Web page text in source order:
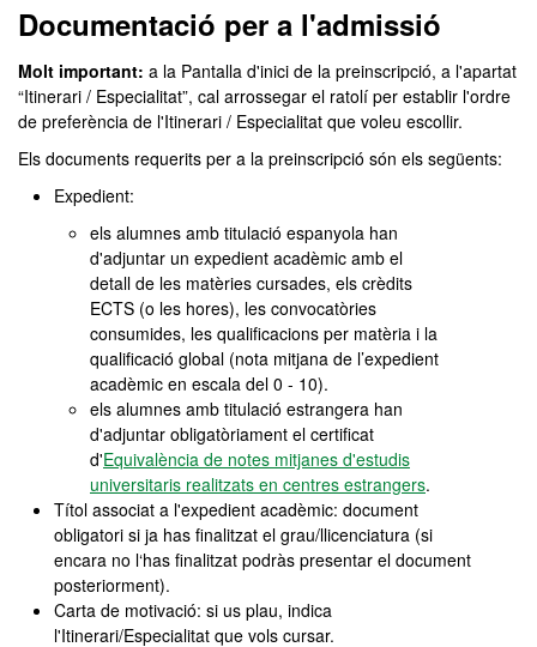
Documentació per a l'admissió
Molt important: a la Pantalla d'inici de la preinscripció, a l'apartat
“Itinerari / Especialitat”, cal arrossegar el ratolí per establir l'ordre
de preferència de l'Itinerari / Especialitat que voleu escollir.
Els documents requerits per a la preinscripció són els següents:
Expedient:
els alumnes amb titulació espanyola han
d'adjuntar un expedient acadèmic amb el
detall de les matèries cursades, els crèdits
ECTS (o les hores), les convocatòries
consumides, les qualificacions per matèria i la
qualificació global (nota mitjana de l’expedient
acadèmic en escala del 0 - 10).
els alumnes amb titulació estrangera han
d'adjuntar obligatòriament el certificat
d'Equivalència de notes mitjanes d'estudis
universitaris realitzats en centres estrangers.
Títol associat a l'expedient acadèmic: document
obligatori si ja has finalitzat el grau/llicenciatura (si
encara no l‘has finalitzat podràs presentar el document
posteriorment).
Carta de motivació: si us plau, indica
l'Itinerari/Especialitat que vols cursar.